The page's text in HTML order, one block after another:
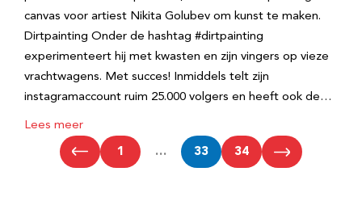
canvas voor artiest Nikita Golubev om kunst te maken.
Dirtpainting Onder de hashtag #dirtpainting
experimenteert hij met kwasten en zijn vingers op vieze
vrachtwagens. Met succes! Inmiddels telt zijn
instagramaccount ruim 25.000 volgers en heeft ook de…
Lees meer
1 … 33 34